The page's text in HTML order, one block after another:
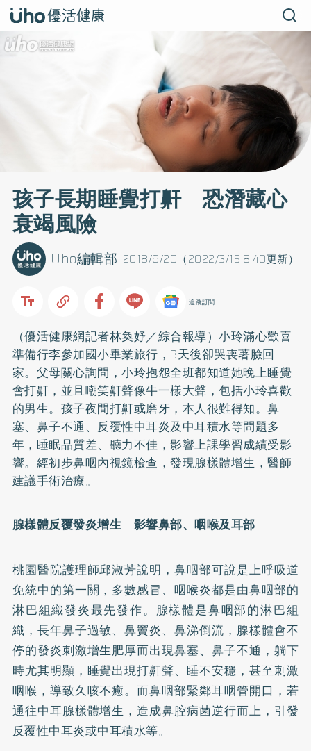
孩子長期睡覺打鼾 恐潛藏心
衰竭風險
2018/6/20（2022/3/15 8:40更新）
Uho編輯部
追蹤訂閱
（優活健康網記者林奐妤／綜合報導）小玲滿心歡喜
準備行李參加國小畢業旅行，3天後卻哭喪著臉回
家。父母關心詢問，小玲抱怨全班都知道她晚上睡覺
會打鼾，並且嘲笑鼾聲像牛一樣大聲，包括小玲喜歡
的男生。孩子夜間打鼾或磨牙，本人很難得知。鼻
塞、鼻子不通、反覆性中耳炎及中耳積水等問題多
年，睡眠品質差、聽力不佳，影響上課學習成績受影
響。經初步鼻咽內視鏡檢查，發現腺樣體增生，醫師
建議手術治療。
腺樣體反覆發炎增生 影響鼻部、咽喉及耳部
桃園醫院護理師邱淑芳說明，鼻咽部可說是上呼吸道
免統中的第一關，多數感冒、咽喉炎都是由鼻咽部的
淋巴組織發炎最先發作。腺樣體是鼻咽部的淋巴組
織，長年鼻子過敏、鼻竇炎、鼻涕倒流，腺樣體會不
停的發炎刺激增生肥厚而出現鼻塞、鼻子不通，躺下
時尤其明顯，睡覺出現打鼾聲、睡不安穩，甚至刺激
咽喉，導致久咳不癒。而鼻咽部緊鄰耳咽管開口，若
通往中耳腺樣體增生，造成鼻腔病菌逆行而上，引發
反覆性中耳炎或中耳積水等。